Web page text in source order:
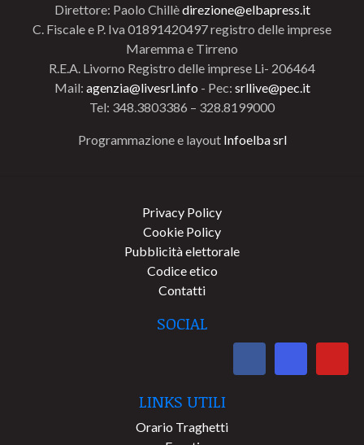
Direttore: Paolo Chillèdirezione@elbapress.it
C. Fiscale e P. Iva 01891420497 registro delle imprese
Maremma e Tirreno
R.E.A. Livorno Registro delle imprese Li- 206464
Mail: agenzia@livesrl.info - Pec: srllive@pec.it
Tel: 348.3803386 – 328.8199000
Programmazione e layout Infoelba srl
Privacy Policy
Cookie Policy
Pubblicità elettorale
Codice etico
Contatti
SOCIAL
LINKS UTILI
Orario Traghetti